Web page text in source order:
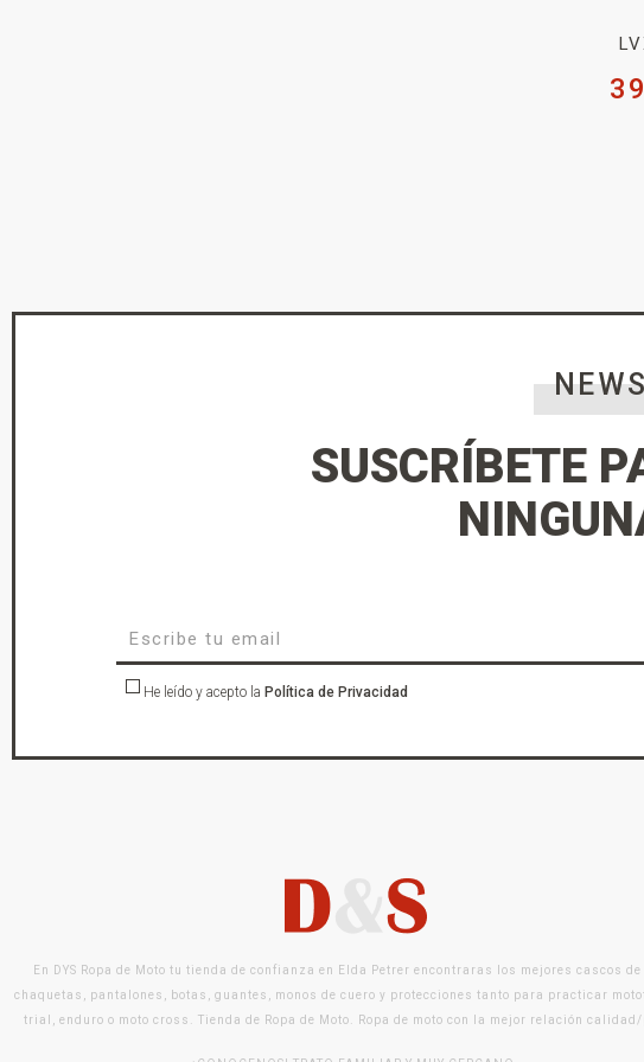
SUSCRÍBETE
He leído y acepto la Política de Privacidad
En DYS Ropa de Moto tu tienda de confianza en Elda Petrer encontraras los mejores cascos de
chaquetas, pantalones, botas, guantes, monos de cuero y protecciones tanto para practicar
trial, enduro o moto cross. Tienda de Ropa de Moto. Ropa de moto con la mejor relación